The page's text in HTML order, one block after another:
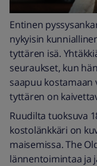
Entinen
nykyisin
tyttären isä.
seuraukset, kun
saapuu kostamaan
tyttären on
Ruudilta tuoksuva
kostolänkkäri on
maisemissa. The
lännentoimintaa ja